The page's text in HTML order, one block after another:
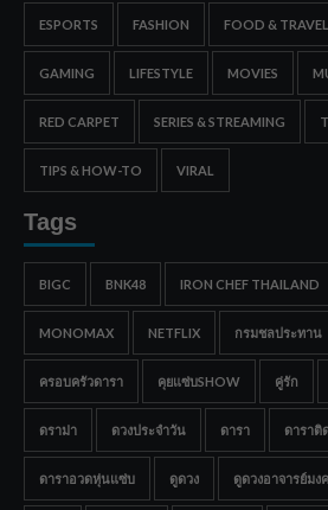
ESPORTS FASHION FOOD & TRAVEL
GAMING LIFESTYLE MOVIES
RED CARPET SERIES & STREAMING
TIPS & HOW-TO VIRAL
Tags
BIGC BNK48 IRON CHEF THAILAND
MONOMAX NETFLIX กรมชลประทาน
ครอบครัวดารา คุยแซ่บSHOW คู่รัก
ดราม่า ดวงประจำวัน ดารา ดาราติ
ดาราอวดหุ่นแซ่บ ดูดวง ดูดวงอาจารย์มง